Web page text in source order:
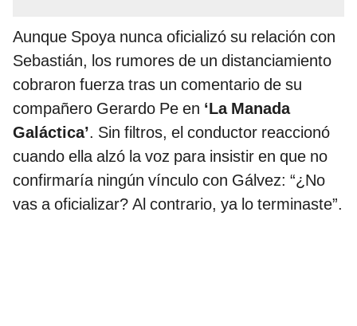
Aunque Spoya nunca oficializó su relación con
Sebastián, los rumores de un distanciamiento
cobraron fuerza tras un comentario de su
compañero Gerardo Pe en ‘La Manada
Galáctica’. Sin filtros, el conductor reaccionó
cuando ella alzó la voz para insistir en que no
confirmaría ningún vínculo con Gálvez: “¿No
vas a oficializar? Al contrario, ya lo terminaste”.